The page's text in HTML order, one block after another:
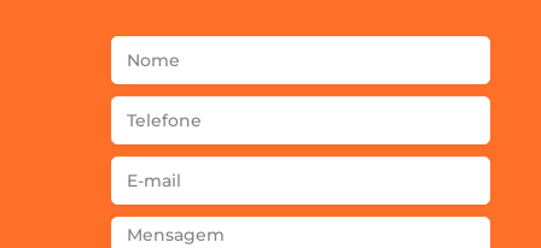
Nome
Telefone
E-
mail
Mensagem